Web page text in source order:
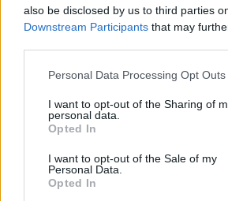
also be disclosed by us to third parties
Downstream Participants that may
Personal Data Processing Opt Outs
I want to opt-out of the Sharing of
personal data.
Opted In
I want to opt-out of the Sale of my
Personal Data.
Opted In
Laserowa